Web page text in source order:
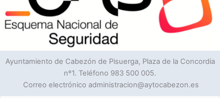
Ayuntamiento de Cabezón de Pisuerga, Plaza de la Concordia
nº1. Teléfono 983 500 005.
Correo electrónico administracion@aytocabezon.es